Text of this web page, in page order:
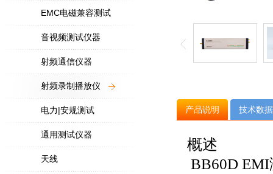
EMC电磁兼容测试
音视频测试仪器
射频通信仪器
射频录制播放仪
电力|安规测试
通用测试仪器
天线
产品说明 技术数据
概述
BB60D